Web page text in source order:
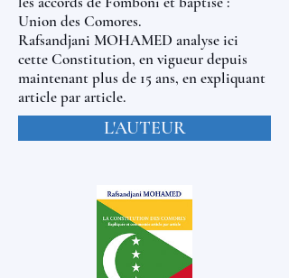
Union des Comores.
Rafsandjani MOHAMED analyse ici
cette Constitution, en vigueur depuis
maintenant plus de 15 ans, en expliquant
article par article.
L'AUTEUR